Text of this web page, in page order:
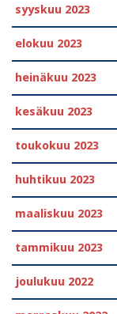
syyskuu 2023
elokuu 2023
heinäkuu 2023
kesäkuu 2023
toukokuu 2023
huhtikuu 2023
maaliskuu 2023
tammikuu 2023
joulukuu 2022